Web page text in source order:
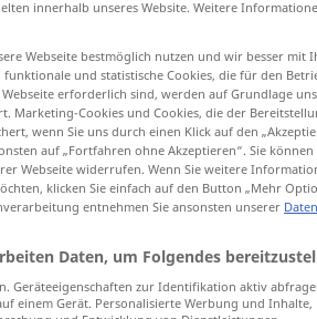
örtlich
innerhalb unseres Website. Weitere
Webseite bestmöglich nutzen und wir besser mit
und statistische Cookies, die für den
erforderlich sind, werden auf Grundlage
Marketing-Cookies und Cookies, die der
wenn Sie uns durch einen Klick auf den
auf „Fortfahren ohne Akzeptieren“. Sie
Webseite widerrufen. Wenn Sie weitere
klicken Sie einfach auf den Button „Mehr
entnehmen Sie ansonsten unserer
Daten, um Folgendes
Geräteeigenschaften zur Identifikation aktiv
einem Gerät. Personalisierte Werbung und Inhalte,